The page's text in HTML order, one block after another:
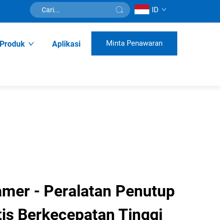
ID
Aplikasi Minta Penawaran
- Peralatan Penutup
Berkecepatan Tinggi